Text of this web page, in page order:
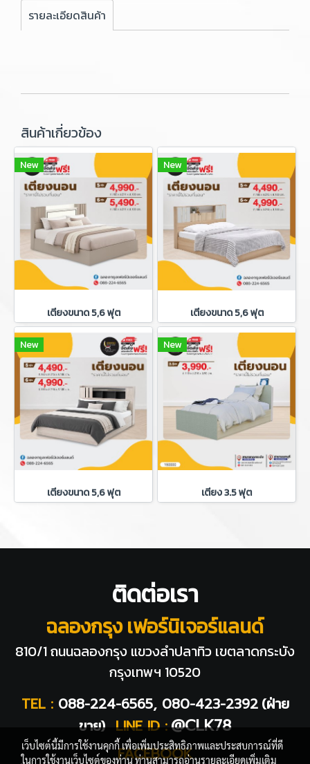
รายละเอียดสินค้า
สินค้าเกี่ยวข้อง
New
เตียงขนาด 5,6 ฟุต
New
เตียงขนาด 5,6 ฟุต
New
เตียงขนาด 5,6 ฟุต
New
เตียง 3.5 ฟุต
ติดต่อเรา
ฉลองกรุง เฟอร์นิเจอร์แลนด์
810/1 ถนนฉลองกรุง แขวงลำปลาทิว เขตลาดกระบัง
กรุงเทพฯ 10520
TEL : 088-224-6565, 080-423-2392 (ฝ่าย
ขาย) LINE ID : @CLK78
FACEBOOK
เว็บไซต์นี้มีการใช้งานคุกกี้ เพื่อเพิ่มประสิทธิภาพและประสบการณ์ที่ดี
ในการใช้งานเว็บไซต์ของท่าน ท่านสามารถอ่านรายละเอียดเพิ่มเติม